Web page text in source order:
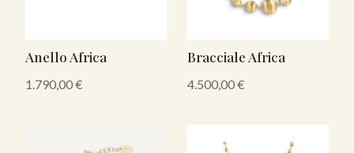
Anello Africa
1.790,00€
Bracciale Africa
4.500,00€